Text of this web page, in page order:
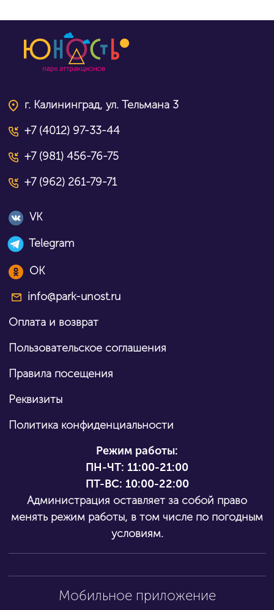
г. Калининград, ул. Тельмана 3
+7 (4012) 97-33-44
+7 (981) 456-76-75
+7 (962) 261-79-71
VK
Telegram
OK
info@park-unost.ru
Оплата и возврат
Пользовательское соглашения
Правила посещения
Реквизиты
Политика конфиденциальности
Режим работы:
ПН-ЧТ: 11:00-21:00
ПТ-ВС: 10:00-22:00
Администрация оставляет за собой право
менять режим работы, в том числе по погодным
условиям.
Мобильное приложение